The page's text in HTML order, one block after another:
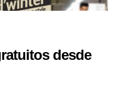
desde